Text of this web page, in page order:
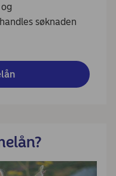
søknaden